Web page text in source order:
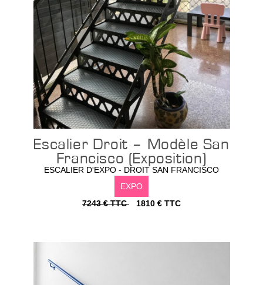
Escalier Droit – Modèle San
Francisco (Exposition)
ESCALIER D'EXPO - DROIT SAN FRANCISCO
EXPO
7243 € TTC 1810 € TTC